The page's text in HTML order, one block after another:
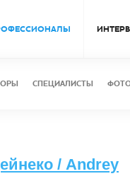
СПЕЦИАЛИСТЫ
/ Andrey